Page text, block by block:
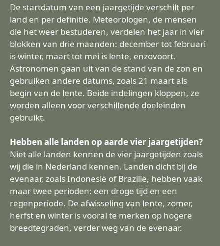
De startdatum van een jaargetijde verschilt per
land en per definitie. Meteorologen, de mensen
die het weer bestuderen, verdelen het jaar in vier
blokken van drie maanden: december tot februari
is winter, maart tot mei is lente, enzovoort.
Astronomen gaan uit van de stand van de zon en
gebruiken andere datums, zoals 21 maart als
begin van de lente. Beide indelingen kloppen, ze
worden alleen voor verschillende doeleinden
gebruikt.
Hebben alle landen op aarde vier jaargetijden?
Niet alle landen kennen de vier jaargetijden zoals
wij die in Nederland kennen. Landen dicht bij de
evenaar, zoals Indonesië of Brazilië, hebben vaak
maar twee perioden: een droge tijd en een
regenperiode. De afwisseling van lente, zomer,
herfst en winter is vooral te merken op hogere
breedtegraden, verder weg van de evenaar.